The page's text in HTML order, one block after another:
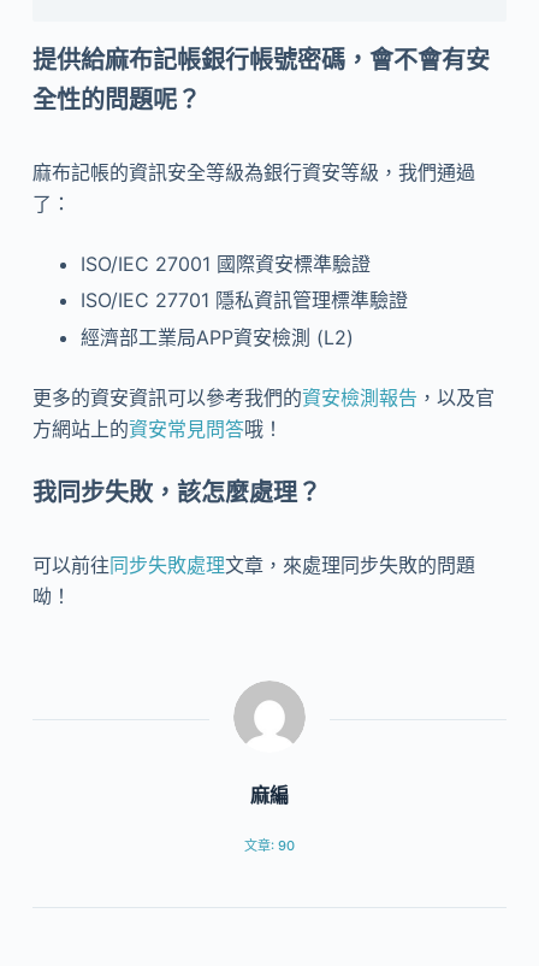
提供給麻布記帳銀行帳號密碼，會不會有安
全性的問題呢？
麻布記帳的資訊安全等級為銀行資安等級，我們通過
了：
ISO/IEC 27001 國際資安標準驗證
ISO/IEC 27701 隱私資訊管理標準驗證
經濟部工業局APP資安檢測 (L2)
更多的資安資訊可以參考我們的資安檢測報告 ，以及官
方網站上的資安常見問答哦！
我同步失敗，該怎麼處理？
可以前往同步失敗處理文章，來處理同步失敗的問題
呦！
麻編
文章: 90